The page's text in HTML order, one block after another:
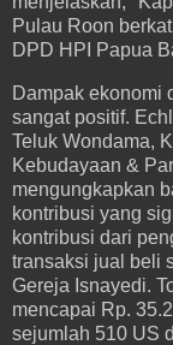
Pulau Roon
DPD HPI Papua
Dampak ekonomi
sangat positif.
Teluk Wondama,
Kebudayaan &
mengungkapkan
kontribusi yang
kontribusi dari
transaksi jual beli
Gereja Isnayedi.
mencapai Rp.
sejumlah 510 US